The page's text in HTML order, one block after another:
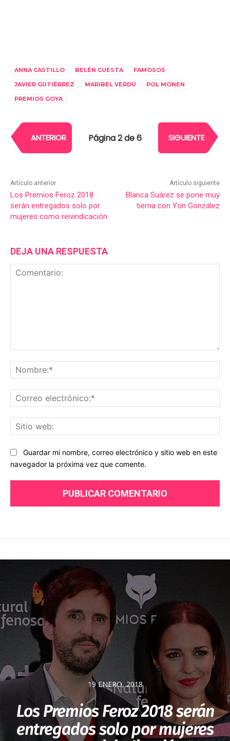
ANNA CASTILLO BELÉN CUESTA
FAMOSOS
JAVIER GUTIÉRREZ
MARIBEL VERDÚ
POL MONEN
PREMIOS GOYA
ANTERIOR Página 2 de 6 SIGUIENTE
Artículo anterior
Los Premios Feroz 2018
serán entregados solo por
mujeres como reivindicación
Artículo siguiente
Blanca Suárez se pone muy
tierna con Yon González
DEJA UNA RESPUESTA
Guardar mi nombre, correo electrónico y sitio web en este
navegador la próxima vez que comente.